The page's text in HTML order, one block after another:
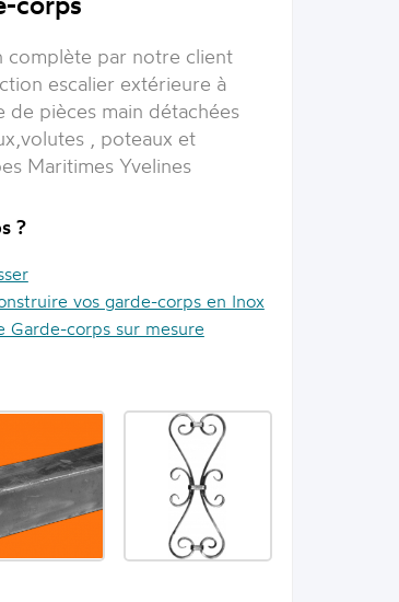
complète par notre client
escalier extérieure à
pièces main détachées
, poteaux et
Maritimes Yvelines
?
vos garde-corps en Inox
corps sur mesure